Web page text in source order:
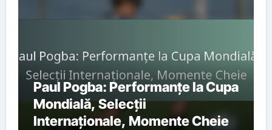
Paul Pogba: Performanțe la Cupa
Mondială, Selecții
Internaționale, Momente Cheie